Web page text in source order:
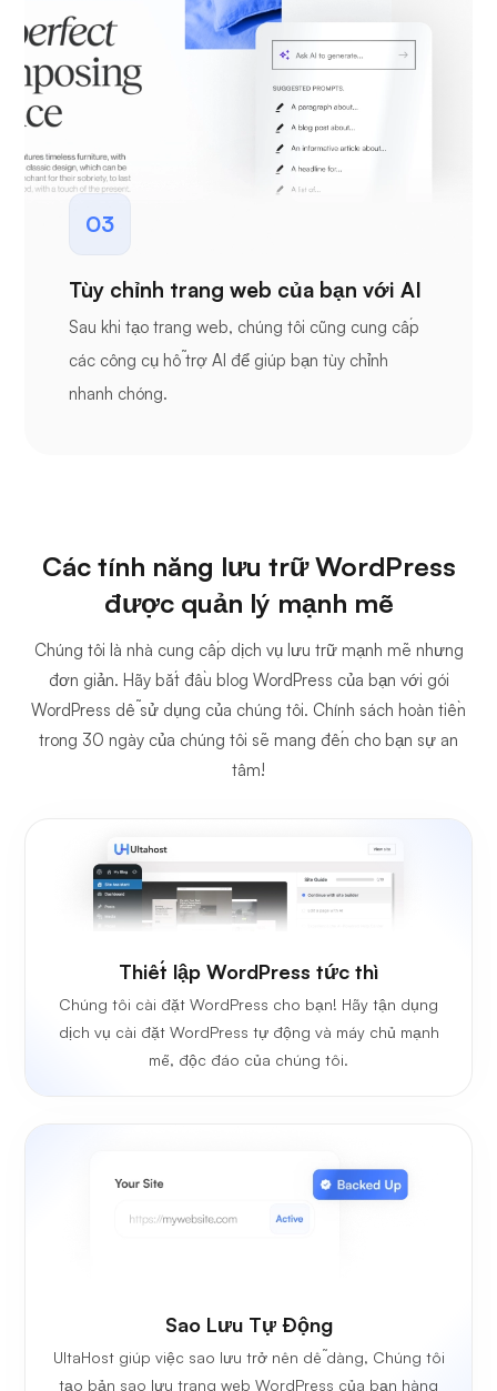
03
Tùy chỉnh trang web của bạn với AI
Sau khi tạo trang web, chúng tôi cũng cung cấp
các công cụ hỗ trợ AI để giúp bạn tùy chỉnh
nhanh chóng.
Các tính năng lưu trữ WordPress
được quản lý mạnh mẽ
Chúng tôi là nhà cung cấp dịch vụ lưu trữ mạnh mẽ nhưng
đơn giản. Hãy bắt đầu blog WordPress của bạn với gói
WordPress dễ sử dụng của chúng tôi. Chính sách hoàn tiền
trong 30 ngày của chúng tôi sẽ mang đến cho bạn sự an
tâm!
Thiết lập WordPress tức thì
Chúng tôi cài đặt WordPress cho bạn! Hãy tận dụng
dịch vụ cài đặt WordPress tự động và máy chủ mạnh
mẽ, độc đáo của chúng tôi.
Sao Lưu Tự Động
UltaHost giúp việc sao lưu trở nên dễ dàng, Chúng tôi
tạo bản sao lưu trang web WordPress của bạn hàng